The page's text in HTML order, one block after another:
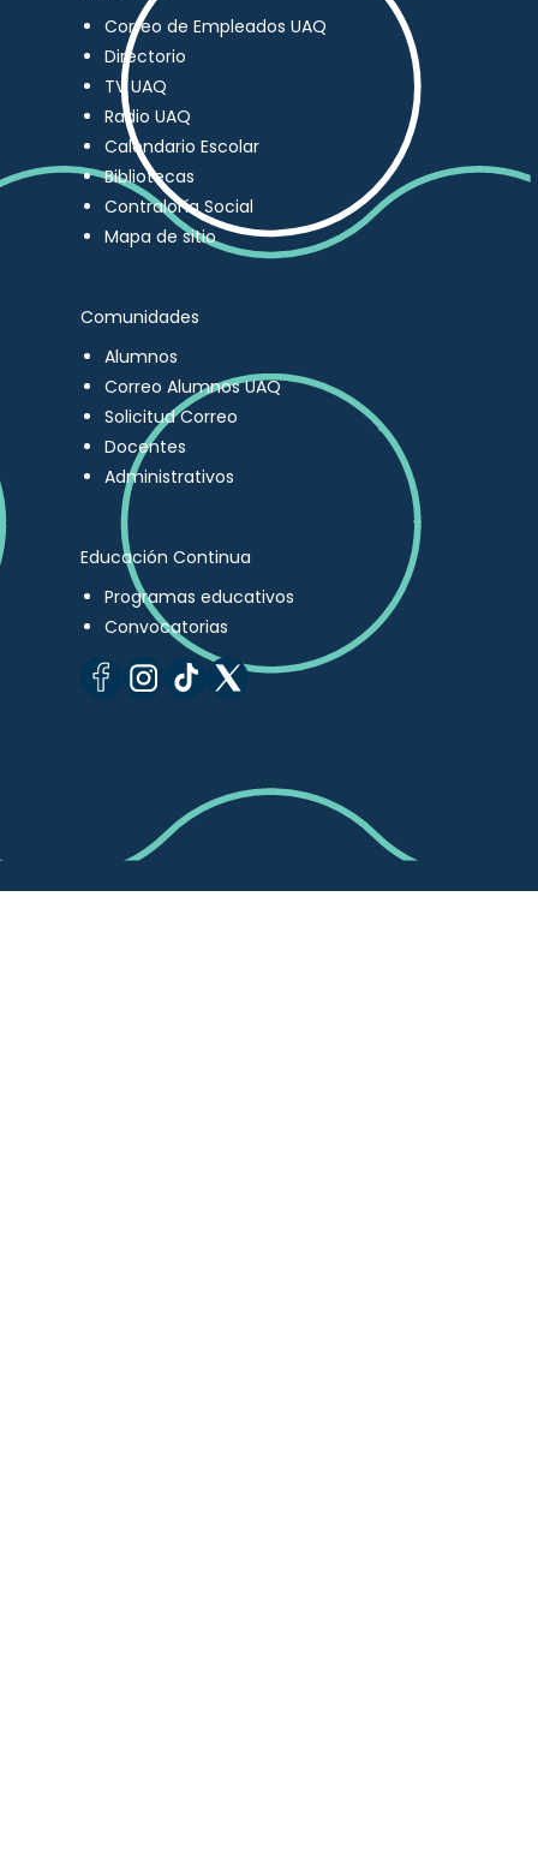
Correo de Empleados UAQ
Directorio
TV UAQ
Radio UAQ
Calendario Escolar
Bibliotecas
Contraloría Social
Mapa de sitio
Comunidades
Alumnos
Correo Alumnos UAQ
Solicitud Correo
Docentes
Administrativos
Educación Continua
Programas educativos
Convocatorias